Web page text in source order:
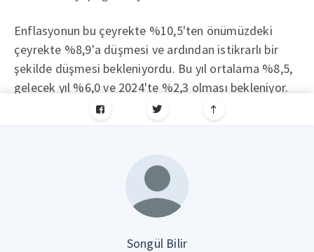
Enflasyonun bu çeyrekte %10,5'ten önümüzdeki
çeyrekte %8,9'a düşmesi ve ardından istikrarlı bir
şekilde düşmesi bekleniyordu. Bu yıl ortalama %8,5,
gelecek yıl %6,0 ve 2024'te %2,3 olması bekleniyor.
Songül Bilir